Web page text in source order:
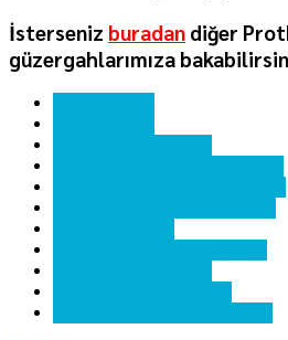
İsterseniz buradan diğer
güzergahlarımıza